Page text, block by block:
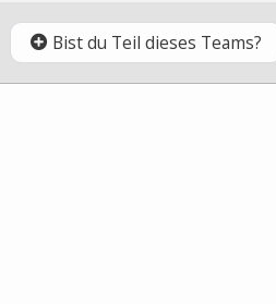
Bist du Teil dieses Teams?